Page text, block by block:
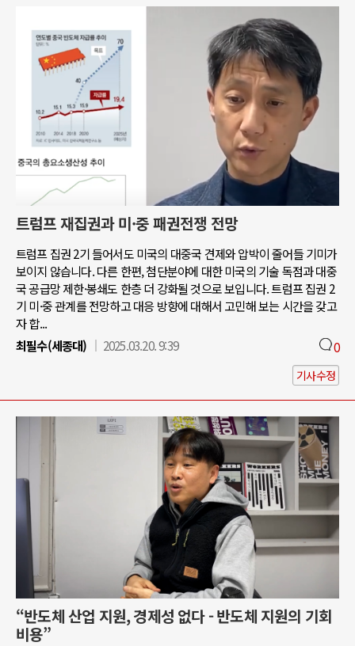
트럼프 재집권과 미·중 패권전쟁 전망
트럼프 집권 2기 들어서도 미국의 대중국 견제와 압박이 줄어들 기미가
보이지 않습니다. 다른 한편, 첨단분야에 대한 미국의 기술 독점과 대중
국 공급망 제한·봉쇄도 한층 더 강화될 것으로 보입니다. 트럼프 집권 2
기 미·중 관계를 전망하고 대응 방향에 대해서 고민해 보는 시간을 갖고
자 합...
최필수(세종대)
2025.03.20. 9:39 0
기사수정
“반도체 산업 지원, 경제성 없다 - 반도체 지원의 기회
비용”